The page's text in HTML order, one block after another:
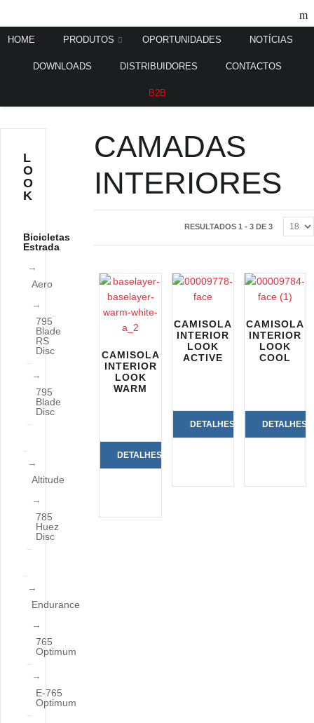
HOME PRODUTOS OPORTUNIDADES NOTÍCIAS
DOWNLOADS DISTRIBUIDORES CONTACTOS
B2B
Roupa / 1ª Camada
CAMADAS
INTERIORES
RESULTADOS 1 - 3 DE 3
CAMISOLA
INTERIOR
LOOK
WARM
DETALHES
CAMISOLA
INTERIOR
LOOK
ACTIVE
DETALHES
CAMISOLA
INTERIOR
LOOK
COOL
DETALHES
L
O
O
K
Bicicletas
Estrada
Aero
795
Blade
RS
Disc
795
Blade
Disc
Altitude
785
Huez
Disc
Endurance
765
Optimum
E-765
Optimum